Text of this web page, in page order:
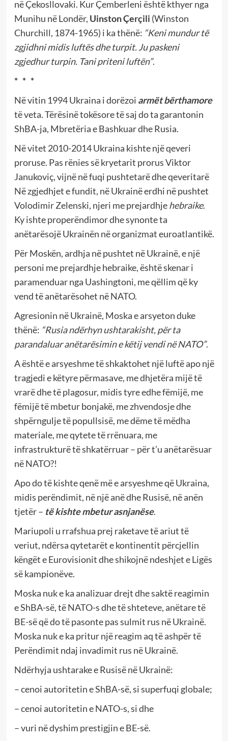
në Çekosllovaki. Kur Çemberleni është kthyer nga
Munihu në Londër, Uinston Çerçili (Winston
Churchill, 1874-1965) i ka thënë: “Keni mundur të
zgjidhni midis luftës dhe turpit. Ju paskeni
zgjedhur turpin. Tani priteni luftën”.
* * *
Në vitin 1994 Ukraina i dorëzoi armët bërthamore
të veta. Tërësinë tokësore të saj do ta garantonin
ShBA-ja, Mbretëria e Bashkuar dhe Rusia.
Në vitet 2010-2014 Ukraina kishte një qeveri
proruse. Pas rënies së kryetarit prorus Viktor
Janukoviç, vijnë në fuqi pushtetarë dhe qeveritarë
Në zgjedhjet e fundit, në Ukrainë erdhi në pushtet
Volodimir Zelenski, njeri me prejardhjehebraike.
Ky ishte properëndimor dhe synonte ta
anëtarësojë Ukrainën në organizmat euroatlantikë.
Për Moskën, ardhja në pushtet në Ukrainë, e një
personi me prejardhje hebraike, është skenar i
paramenduar nga Uashingtoni, me qëllim që ky
vend të anëtarësohet në NATO.
Agresionin në Ukrainë, Moska e arsyeton duke
thënë: “Rusia ndërhyn ushtarakisht, për ta
parandaluar anëtarësimin e këtij vendi në NATO”.
A është e arsyeshme të shkaktohet një luftë apo një
tragjedi e këtyre përmasave, me dhjetëra mijë të
vrarë dhe të plagosur, midis tyre edhe fëmijë, me
fëmijë të mbetur bonjakë, me zhvendosje dhe
shpërngulje të popullsisë, me dëme të mëdha
materiale, me qytete të rrënuara, me
infrastrukturë të shkatërruar – për t’u anëtarësuar
në NATO?!
Apo do të kishte qenë më e arsyeshme që Ukraina,
midis perëndimit, në një anë dhe Rusisë, në anën
tjetër – të kishte mbetur asnjanëse.
Mariupoli u rrafshua prej raketave të ariut të
veriut, ndërsa qytetarët e kontinentit përcjellin
këngët e Eurovisionit dhe shikojnë ndeshjet e Ligës
së kampionëve.
Moska nuk e ka analizuar drejt dhe saktë reagimin
e ShBA-së, të NATO-s dhe të shteteve, anëtare të
BE-së që do të pasonte pas sulmit rus në Ukrainë.
Moska nuk e ka pritur një reagim aq të ashpër të
Perëndimit ndaj invadimit rus në Ukrainë.
Ndërhyja ushtarake e Rusisë në Ukrainë:
– cenoi autoritetin e ShBA-së, si superfuqi globale;
– cenoi autoritetin e NATO-s, si dhe
– vuri në dyshim prestigjin e BE-së.